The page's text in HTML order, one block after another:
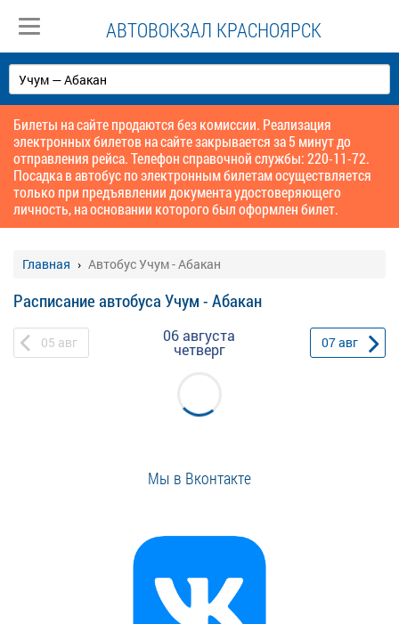
АВТОВОКЗАЛ КРАСНОЯРСК
Билеты на сайте продаются без комиссии. Реализация
электронных билетов на сайте закрывается за 5 минут до
отправления рейса. Телефон справочной службы: 220-11-72.
Посадка в автобус по электронным билетам осуществляется
только при предъявлении документа удостоверяющего
личность, на основании которого был оформлен билет.
Главная Автобус Учум - Абакан
Расписание автобуса Учум - Абакан
05 авг 06 августа
четверг 07авг
Мы в Вконтакте